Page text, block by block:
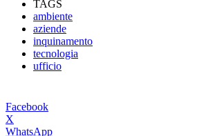
TAGS
ambiente
aziende
inquinamento
tecnologia
ufficio
Facebook
X
WhatsApp